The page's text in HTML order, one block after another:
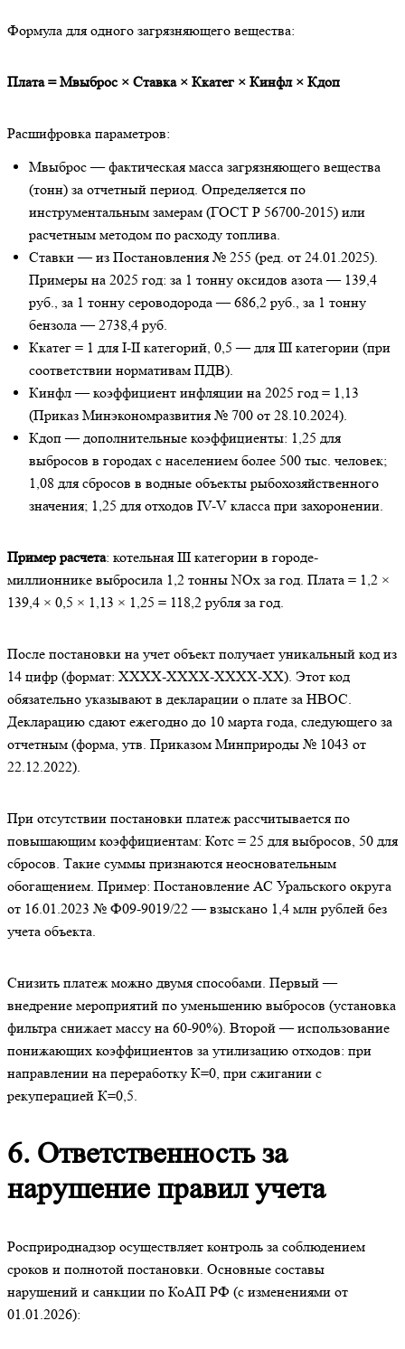
Формула для одного загрязняющего вещества:
Плата = Мвыброс × Ставка × Ккатег × Кинфл × Кдоп
Расшифровка параметров:
Мвыброс — фактическая масса загрязняющего вещества
(тонн) за отчетный период. Определяется по
инструментальным замерам (ГОСТ Р 56700-2015) или
расчетным методом по расходу топлива.
Ставки — из Постановления № 255 (ред. от 24.01.2025).
Примеры на 2025 год: за 1 тонну оксидов азота — 139,4
руб., за 1 тонну сероводорода — 686,2 руб., за 1 тонну
бензола — 2738,4 руб.
Ккатег = 1 для I-II категорий, 0,5 — для III категории (при
соответствии нормативам ПДВ).
Кинфл — коэффициент инфляции на 2025 год = 1,13
(Приказ Минэкономразвития № 700 от 28.10.2024).
Кдоп — дополнительные коэффициенты: 1,25 для
выбросов в городах с населением более 500 тыс. человек;
1,08 для сбросов в водные объекты рыбохозяйственного
значения; 1,25 для отходов IV-V класса при захоронении.
Пример расчета: котельная III категории в городе-
миллионнике выбросила 1,2 тонны NOx за год. Плата = 1,2 ×
139,4 × 0,5 × 1,13 × 1,25 = 118,2 рубля за год.
После постановки на учет объект получает уникальный код из
14 цифр (формат: XXXX-XXXX-XXXX-XX). Этот код
обязательно указывают в декларации о плате за НВОС.
Декларацию сдают ежегодно до 10 марта года, следующего за
отчетным (форма, утв. Приказом Минприроды № 1043 от
22.12.2022).
При отсутствии постановки платеж рассчитывается по
повышающим коэффициентам: Котс = 25 для выбросов, 50 для
сбросов. Такие суммы признаются неосновательным
обогащением. Пример: Постановление АС Уральского округа
от 16.01.2023 № Ф09-9019/22 — взыскано 1,4 млн рублей без
учета объекта.
Снизить платеж можно двумя способами. Первый —
внедрение мероприятий по уменьшению выбросов (установка
фильтра снижает массу на 60-90%). Второй — использование
понижающих коэффициентов за утилизацию отходов: при
направлении на переработку К=0, при сжигании с
рекуперацией К=0,5.
6. Ответственность за
нарушение правил учета
Росприроднадзор осуществляет контроль за соблюдением
сроков и полнотой постановки. Основные составы
нарушений и санкции по КоАП РФ (с изменениями от
01.01.2026):